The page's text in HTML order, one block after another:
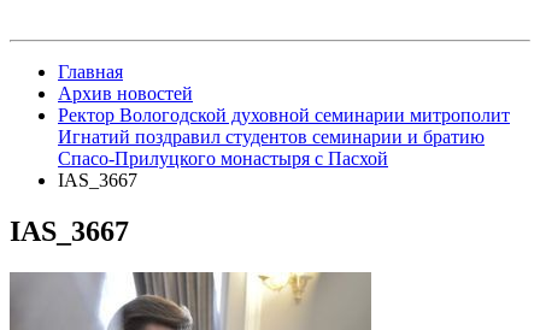
Главная
Архив новостей
Ректор Вологодской духовной семинарии митрополит
Игнатий поздравил студентов семинарии и братию
Спасо-Прилуцкого монастыря с Пасхой
IAS_3667
IAS_3667